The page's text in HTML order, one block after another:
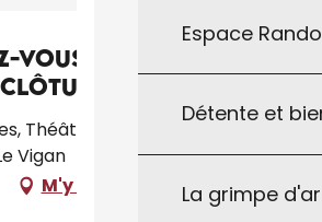
Espace
Détente et
La grimpe
Vous d'Aymare :
Théâtre d'Aymare, Route des
Vigan
M'y rendre